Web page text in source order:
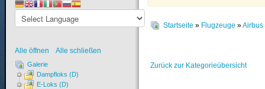
Startseite » Flugzeuge »Airbus
Zurück zur Kategorieübersicht
Alle öffnen Alle schließen
Galerie
Dampfloks (D)
E-Loks (D)